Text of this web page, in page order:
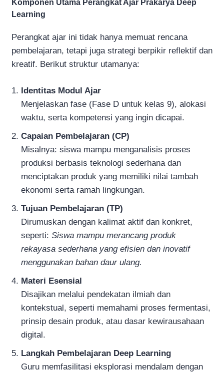
Komponen Utama Perangkat Ajar Prakarya Deep
Learning
Perangkat ajar ini tidak hanya memuat rencana
pembelajaran, tetapi juga strategi berpikir reflektif dan
kreatif. Berikut struktur utamanya:
Identitas Modul Ajar
Menjelaskan fase (Fase D untuk kelas 9), alokasi
waktu, serta kompetensi yang ingin dicapai.
Capaian Pembelajaran (CP)
Misalnya: siswa mampu menganalisis proses
produksi berbasis teknologi sederhana dan
menciptakan produk yang memiliki nilai tambah
ekonomi serta ramah lingkungan.
Tujuan Pembelajaran (TP)
Dirumuskan dengan kalimat aktif dan konkret,
seperti:Siswa mampu merancang produk
rekayasa sederhana yang efisien dan inovatif
menggunakan bahan daur ulang.
Materi Esensial
Disajikan melalui pendekatan ilmiah dan
kontekstual, seperti memahami proses fermentasi,
prinsip desain produk, atau dasar kewirausahaan
digital.
Langkah Pembelajaran Deep Learning
Guru memfasilitasi eksplorasi mendalam dengan